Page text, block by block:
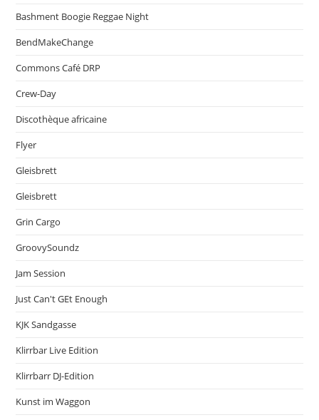
Bashment Boogie Reggae Night
BendMakeChange
Commons Café DRP
Crew-Day
Discothèque africaine
Flyer
Gleisbrett
Gleisbrett
Grin Cargo
GroovySoundz
Jam Session
Just Can't GEt Enough
KJK Sandgasse
Klirrbar Live Edition
Klirrbarr DJ-Edition
Kunst im Waggon